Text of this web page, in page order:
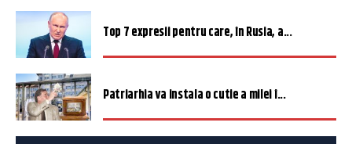
Top 7 expresii pentru care, în Rusia, a...
Patriarhia va instala o cutie a milei î...